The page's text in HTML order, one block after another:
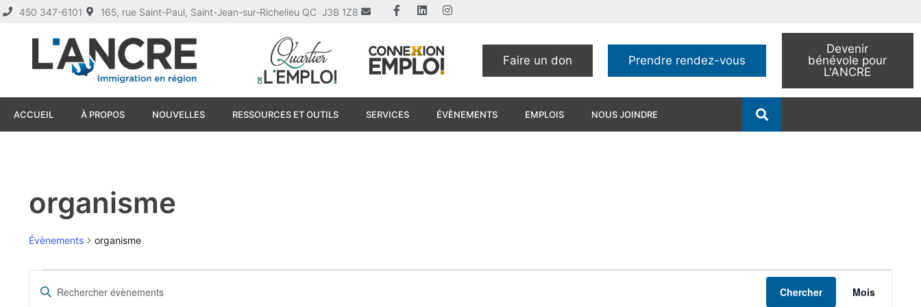
450 347-6101 165, rue Saint-Paul, Saint-Jean-sur-Richelieu QC J3B 1Z8
Faire un don Prendre rendez-vous
Devenir
bénévole pour
L'ANCRE
ACCUEIL À PROPOS NOUVELLES RESSOURCES ET OUTILS SERVICES ÉVÈNEMENTS EMPLOIS NOUS JOINDRE
organisme
Évènements organisme
Recherche
Saisir
mot-
Chercher Mois